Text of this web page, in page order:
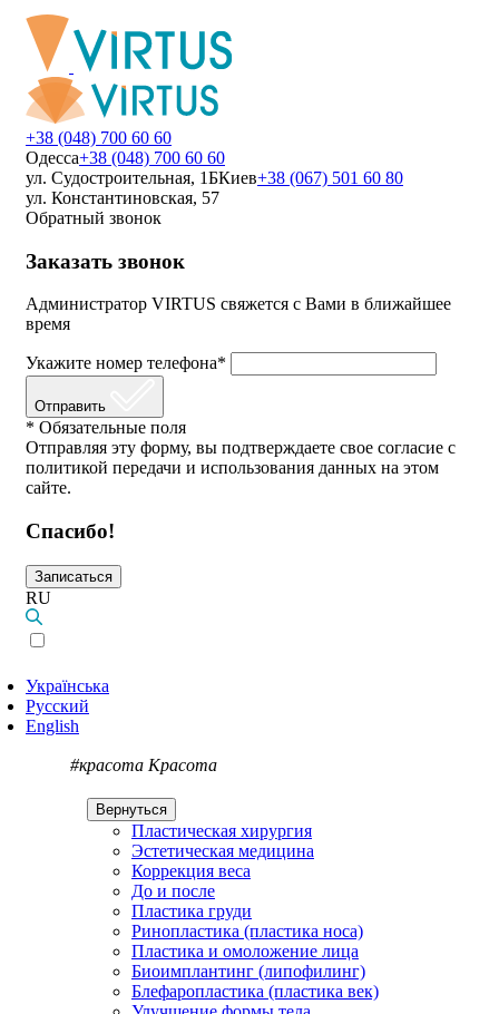
+38 (048) 700 60 60
Одесса+38 (048) 700 60 60
ул. Судостроительная, 1БКиев+38 (067) 501 60 80
ул. Константиновская, 57
Обратный звонок
Заказать звонок
Администратор VIRTUS свяжется с Вами в ближайшее
время
Укажите номер телефона*
Отправить
* Обязательные поля
Отправляя эту форму, вы подтверждаете свое согласие с
политикой передачи и использования данных на этом
сайте.
Спасибо!
Записаться
RU
Українська
Русский
English
#красота Красота
Вернуться
Пластическая хирургия
Эстетическая медицина
Коррекция веса
До и после
Пластика груди
Ринопластика (пластика носа)
Пластика и омоложение лица
Биоимплантинг (липофилинг)
Блефаропластика (пластика век)